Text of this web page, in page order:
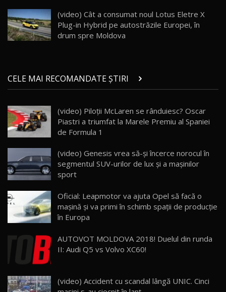
AutoBlog.MD
23:36
20
Noul ZEEKR 7X / Test Drive AutoBlog.MD
29:08
21
Micul BYD Dolphin Surf / Test Drive
AutoBlog.MD
16:59
22
Noua Mazda 6e / Test Drive AutoBlog.MD
26:59
23
Lynk & Co 01 / Test Drive AutoBlog.MD
25:19
ZEEKR 009: Cel mai Performant și Confortabil
Van Electric Testat în Moldova / AutoBlog.MD
26:38
mai Exclusiv și Puternic Defender Testat în
Moldova
32:21
26
AutoBlog.MD
10:57
(video) Cât a consumat noul Lotus Eletre X
Plug-in Hybrid pe autostrăzile Europei, în
drum spre Moldova
CELE MAI RECOMANDATE ȘTIRI
(video) Piloții McLaren se rânduiesc? Oscar
Piastri a triumfat la Marele Premiu al Spaniei
de Formula 1
(video) Genesis vrea să-și încerce norocul în
segmentul SUV-urilor de lux și a mașinilor
sport
Oficial: Leapmotor va ajuta Opel să facă o
mașină și va primi în schimb spații de producție
în Europa
AUTOVOT MOLDOVA 2018! Duelul din runda
II: Audi Q5 vs Volvo XC60!
(video) Accident cu scandal lângă UNIC. Cinci